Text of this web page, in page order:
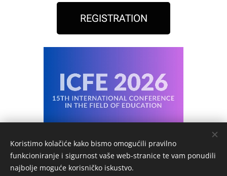
REGISTRATION
Koristimo kolačiće kako bismo omogućili pravilno
funkcioniranje i sigurnost vaše web-stranice te vam ponudili
najbolje moguće korisničko iskustvo.